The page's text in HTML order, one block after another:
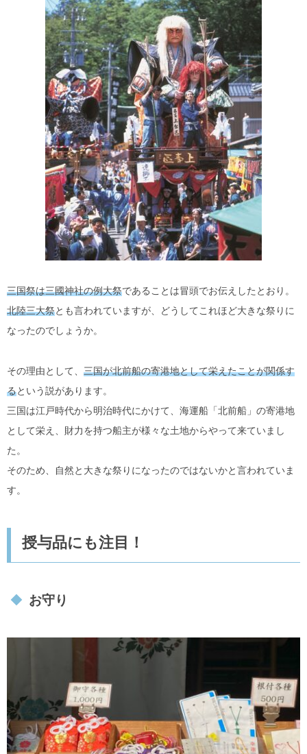
三国祭は三國神社の例大祭であることは冒頭でお伝えしたとおり。
北陸三大祭とも言われていますが、どうしてこれほど大きな祭りに
なったのでしょうか。
その理由として、 三国が北前船の寄港地として栄えたことが関係す
るという説があります。
三国は江戸時代から明治時代にかけて、海運船「北前船」の寄港地
として栄え、財力を持つ船主が様々な土地からやって来ていまし
た。
そのため、自然と大きな祭りになったのではないかと言われていま
す。
授与品にも注目！
お守り